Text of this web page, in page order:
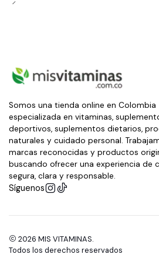
Somos una tienda online en Colombia
especializada en vitaminas,
deportivos, suplementos dietarios,
naturales y cuidado personal.
marcas reconocidas y productos
buscando ofrecer una experiencia de
segura, clara y responsable.
Síguenos
2026 MIS VITAMINAS.
Todos los derechos reservados